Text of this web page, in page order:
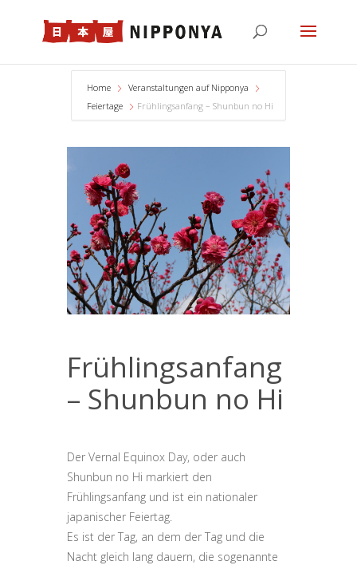
Home
Veranstaltungen auf Nipponya
Feiertage
Frühlingsanfang – Shunbun no Hi
Frühlingsanfang
– Shunbun no Hi
Der Vernal Equinox Day, oder auch
Shunbun no Hi markiert den
Frühlingsanfang und ist ein nationaler
japanischer Feiertag.
Es ist der Tag, an dem der Tag und die
Nacht gleich lang dauern, die sogenannte